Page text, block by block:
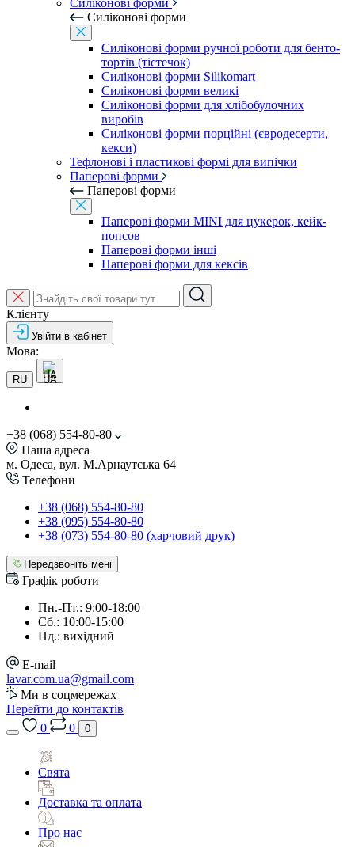
Силіконові форми
Силіконові форми
Силіконові форми ручної роботи для бенто-
тортів (тістечок)
Силіконові форми Silikomart
Силіконові форми великі
Силіконові форми для хлібобулочних
виробів
Силіконові форми порційні (євродесерти,
кекси)
Тефлонові і пластикові формі для випічки
Паперові форми
Паперові форми
Паперові форми MINI для цукерок, кейк-
попсов
Паперові форми інші
Паперові форми для кексів
Клієнту
Увійти в кабінет
Мова:
RU UA
+38 (068) 554-80-80
Наша адреса
м. Одеса, вул. М.Арнаутська 64
Телефони
+38 (068) 554-80-80
+38 (095) 554-80-80
+38 (073) 554-80-80 (харчовий друк)
Передзвоніть мені
Графік роботи
Пн.-Пт.: 9:00-18:00
Сб.: 10:00-15:00
Нд.: вихідний
E-mail
lavar.com.ua@gmail.com
Ми в соцмережах
Перейти до контактів
0
0 0
Свята
Доставка та оплата
Про нас